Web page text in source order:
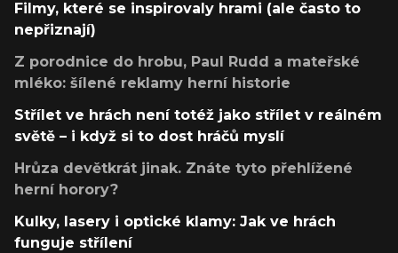
Filmy, které se inspirovaly hrami (ale často to
nepřiznají)
Z porodnice do hrobu, Paul Rudd a mateřské
mléko: šílené reklamy herní historie
Střílet ve hrách není totéž jako střílet v reálném
světě – i když si to dost hráčů myslí
Hrůza devětkrát jinak. Znáte tyto přehlížené
herní horory?
Kulky, lasery i optické klamy: Jak ve hrách
funguje střílení